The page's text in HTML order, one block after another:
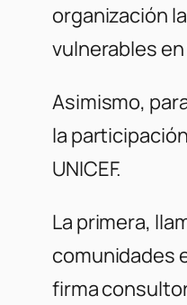
organización
vulnerables
Asimismo,
la
UNICEF.
La primera,
comunidades
firma